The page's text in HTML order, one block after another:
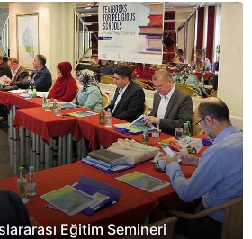
Eğitim Semineri